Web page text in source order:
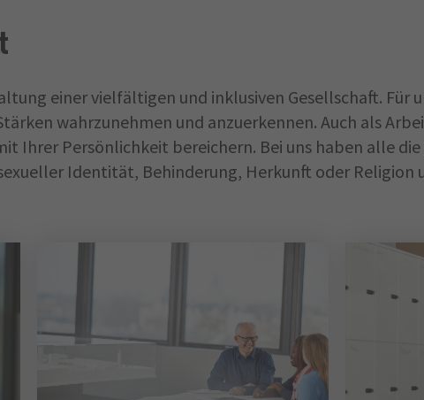
einer vielfältigen und inklusiven Gesellschaft. Für
wahrzunehmen und anzuerkennen. Auch als
Ihrer Persönlichkeit bereichern. Bei uns haben alle
Identität, Behinderung, Herkunft oder Religion